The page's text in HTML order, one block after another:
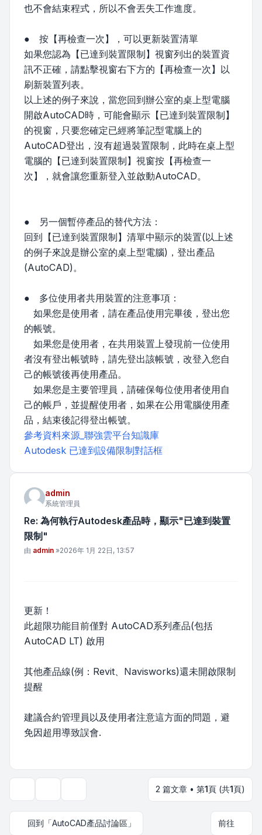
也不會結束程式，所以不會丟失工作進度。
● 按【再檢查一次】，可以更新裝置清單
如果您認為【已達到裝置限制】視窗列出的裝置資
訊不正確，請點擊視窗右下方的【再檢查一次】以
刷新裝置列表。
以上述的例子來說，當您回到辦公室的桌上型電腦
開啟AutoCAD時，可能會顯示【已達到裝置限制】
的視窗，只要您確定已經將筆記型電腦上的
AutoCAD登出，沒有超過裝置限制，此時在桌上型
電腦的【已達到裝置限制】視窗按【再檢查一
次】，就會讓您重新登入並啟動AutoCAD。
● 另一個暫停產品的替代方法：
回到【已達到裝置限制】清單中顯示的裝置(以上述
的例子來說是辦公室的桌上型電腦)，登出產品
(AutoCAD)。
● 多位使用者共用裝置的注意事項：
如果您是使用者，請在產品使用完畢後，登出您
的帳號。
如果您是使用者，在共用裝置上發現前一位使用
者沒有登出帳號時，請先登出該帳號，改登入您自
己的帳號後再使用產品。
如果您是主要管理員，請確保每位使用者使用自
己的帳戶，並提醒使用者，如果在公用電腦使用產
品，結束後記得登出帳號。
參考資料來源_聯強雲平台知識庫
Autodesk 已達到設備限制對話框
admin
系統管理員
Re: 為何執行Autodesk產品時，顯示"已達到裝置
限制"
文章
由 admin »2026年 1月 22日, 13:57
更新！
此超限功能目前僅對 AutoCAD系列產品(包括
AutoCAD LT) 啟用
其他產品線(例：Revit、Navisworks)還未開啟限制
提醒
建議合約管理員以及使用者注意這方面的問題，避
免因超用導致誤會.
2 篇文章 • 第1頁 (共1頁)
回到「AutoCAD產品討論區」 前往